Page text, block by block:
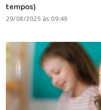
tempos)
29/08/2025 às 09:49